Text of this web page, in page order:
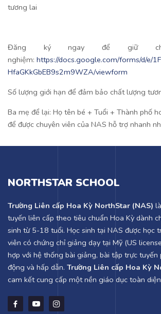
tương lai
Đăng ký ngay để giữ
nghiệm: https://docs.google.com/forms/d/e/
HfaGKkGbEB9s2m9WZA/viewform
Số lượng giới hạn để đảm bảo chất lượng
Ba mẹ để lại: Họ tên bé + Tuổi + Thành phố
để được chuyên viên của NAS hỗ trợ nhanh
NORTHSTAR SCHOOL
Trường Liên cấp Hoa Kỳ NorthStar (NAS)
tuyến liên cấp theo tiêu chuẩn Hoa Kỳ dành
sinh từ 5-18 tuổi. Học sinh tại NAS được học
viên có chứng chỉ giảng dạy tại Mỹ (US
hợp với hệ thống bài giảng, bài tập trực tuyến
động và hấp dẫn. Trường Liên cấp Hoa Kỳ
cam kết cung cấp một nền giáo dục toàn